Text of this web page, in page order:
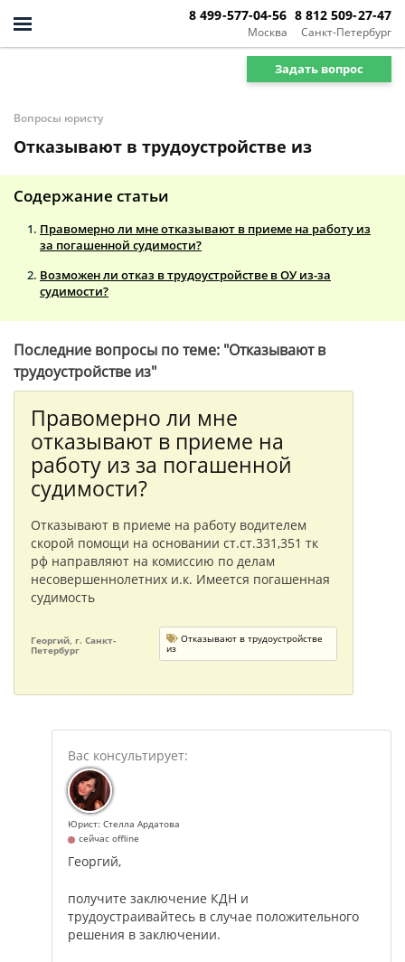
Москва
8 499-577-04-56
Санкт-Петербург
8 812 509-27-47
Задать вопрос
Вопросы юристу
Отказывают в трудоустройстве из
Содержание статьи
Правомерно ли мне отказывают в приеме на работу из
за погашенной судимости?
Возможен ли отказ в трудоустройстве в ОУ из-за
судимости?
Последние вопросы по теме: "Отказывают в
трудоустройстве из"
Правомерно ли мне
отказывают в приеме на
работу из за погашенной
судимости?
Отказывают в приеме на работу водителем
скорой помощи на основании ст.ст.331,351 тк
рф направляют на комиссию по делам
несовершеннолетних и.к. Имеется погашенная
судимость
Георгий, г. Санкт-
Петербург
Отказывают в трудоустройстве
из
Юрист: Стелла Ардатова
сейчас offline
Георгий,
получите заключение КДН и
трудоустраивайтесь в случае положительного
решения в заключении.